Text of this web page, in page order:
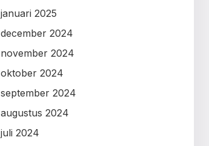
januari 2025
december 2024
november 2024
oktober 2024
september 2024
augustus 2024
juli 2024